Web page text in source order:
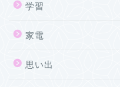
学習
家電
思い出